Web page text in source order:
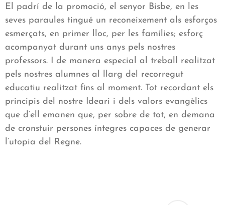
El padrí de la promoció, el senyor Bisbe, en les
seves paraules tingué un reconeixement als esforços
esmerçats, en primer lloc, per les famílies; esforç
acompanyat durant uns anys pels nostres
professors. I de manera especial al treball realitzat
pels nostres alumnes al llarg del recorregut
educatiu realitzat fins al moment. Tot recordant els
principis del nostre Ideari i dels valors evangèlics
que d’ell emanen que, per sobre de tot, en demana
de cronstuir persones íntegres capaces de generar
l’utopia del Regne.